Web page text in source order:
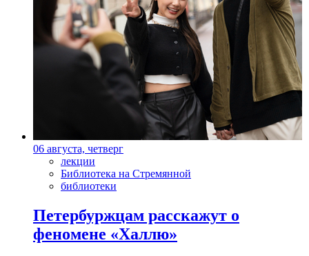
06 августа, четверг
лекции
Библиотека на Стремянной
библиотеки
Петербуржцам расскажут о
феномене «Халлю»